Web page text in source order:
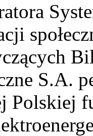
S.A.
Polskiej